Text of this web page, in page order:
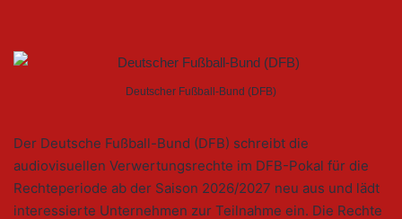
Deutscher Fußball-Bund (DFB)
Der Deutsche Fußball-Bund (DFB) schreibt die
audiovisuellen Verwertungsrechte im DFB-Pokal für die
Rechteperiode ab der Saison 2026/2027 neu aus und lädt
interessierte Unternehmen zur Teilnahme ein. Die Rechte